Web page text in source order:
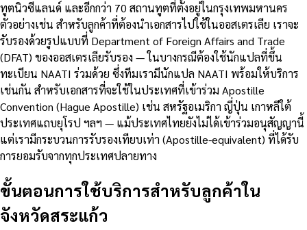
ทูตนิวซีแลนด์ และอีกกว่า 70 สถานทูตที่ตั้งอยู่ในกรุงเทพมหานคร
ตัวอย่างเช่น สำหรับลูกค้าที่ต้องนำเอกสารไปใช้ในออสเตรเลีย เราจะ
รับรองด้วยรูปแบบที่ Department of Foreign Affairs and Trade
(DFAT) ของออสเตรเลียรับรอง — ในบางกรณีต้องใช้นักแปลที่ขึ้น
ทะเบียน NAATI ร่วมด้วย ซึ่งทีมเรามีนักแปล NAATI พร้อมให้บริการ
เช่นกัน สำหรับเอกสารที่จะใช้ในประเทศที่เข้าร่วม Apostille
Convention (Hague Apostille) เช่น สหรัฐอเมริกา ญี่ปุ่น เกาหลีใต้
ประเทศแถบยุโรป ฯลฯ — แม้ประเทศไทยยังไม่ได้เข้าร่วมอนุสัญญานี้
แต่เรามีกระบวนการรับรองเทียบเท่า (Apostille-equivalent) ที่ได้รับ
การยอมรับจากทุกประเทศปลายทาง
ขั้นตอนการใช้บริการสำหรับลูกค้าใน
จังหวัดสระแก้ว